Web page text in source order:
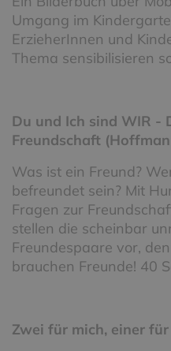
Umgang im
ErzieherInnen und
Thema sensibilisieren
Du und Ich sind WIR -
Freundschaft
Was ist ein Freund?
befreundet sein? Mit
Fragen zur
stellen die scheinbar
Freundespaare vor,
brauchen Freunde! 40
Zwei für mich, einer